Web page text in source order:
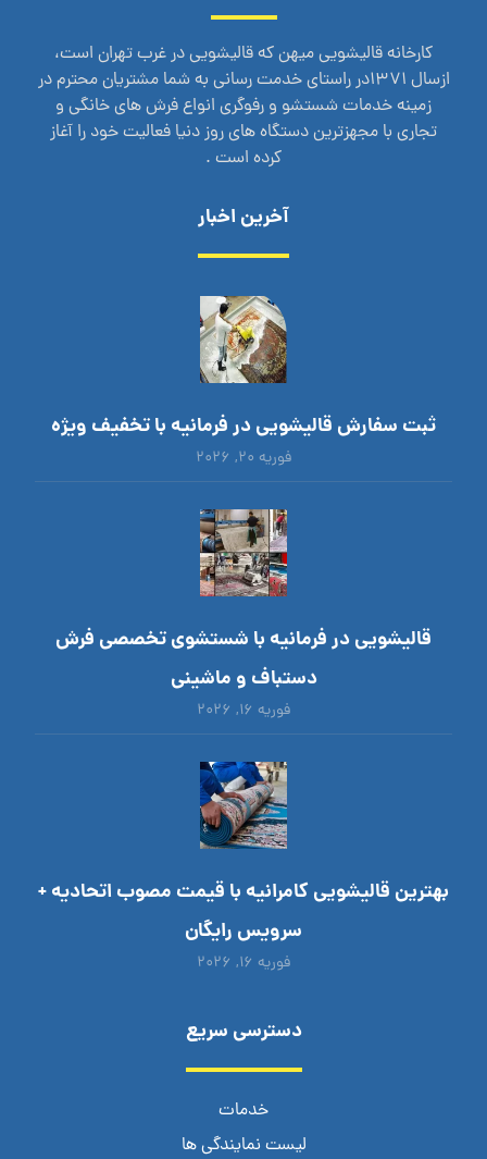
کارخانه قالیشویی میهن که قالیشویی در غرب تهران است،
ازسال 1371در راستای خدمت رسانی به شما مشتریان محترم در
زمینه خدمات شستشو و رفوگری انواع فرش های خانگی و
تجاری با مجهزترین دستگاه های روز دنیا فعالیت خود را آغاز
کرده است .
آخرین اخبار
ثبت سفارش قالیشویی در فرمانیه با تخفیف ویژه
فوریه ۲۰, ۲۰۲۶
قالیشویی در فرمانیه با شستشوی تخصصی فرش
دستباف و ماشینی
فوریه ۱۶, ۲۰۲۶
بهترین قالیشویی کامرانیه با قیمت مصوب اتحادیه +
سرویس رایگان
فوریه ۱۶, ۲۰۲۶
دسترسی سریع
خدمات
لیست نمایندگی ها